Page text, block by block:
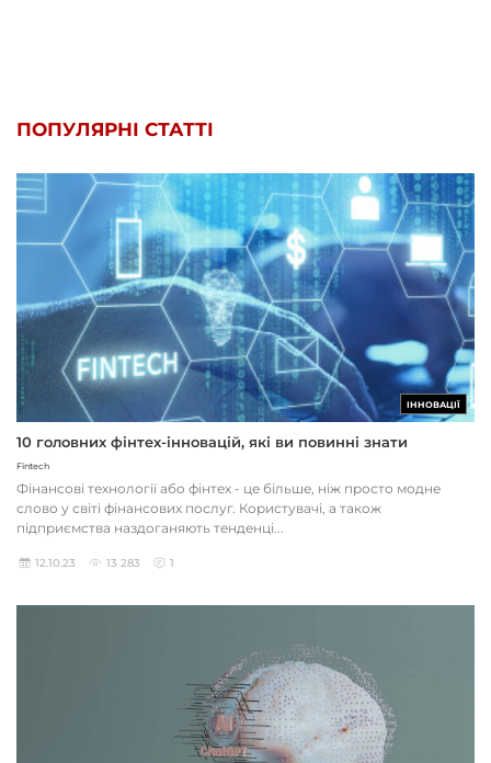
ПОПУЛЯРНІ СТАТТІ
ІННОВАЦІЇ
10 головних фінтех-інновацій, які ви повинні знати
Fintech
Фінансові технології або фінтех - це більше, ніж просто модне
слово у світі фінансових послуг. Користувачі, а також
підприємства наздоганяють тенденці...
12.10.23 13 283 1